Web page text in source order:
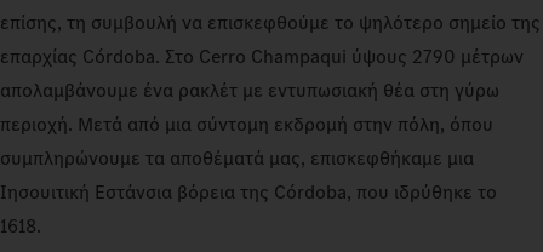
επίσης, τη συμβουλή να επισκεφθούμε το ψηλότερο σημείο της
επαρχίας Córdoba. Στο Cerro Champaqui ύψους 2790 μέτρων
απολαμβάνουμε ένα ρακλέτ με εντυπωσιακή θέα στη γύρω
περιοχή. Μετά από μια σύντομη εκδρομή στην πόλη, όπου
συμπληρώνουμε τα αποθέματά μας, επισκεφθήκαμε μια
Ιησουιτική Εστάνσια βόρεια της Córdoba, που ιδρύθηκε το
1618.